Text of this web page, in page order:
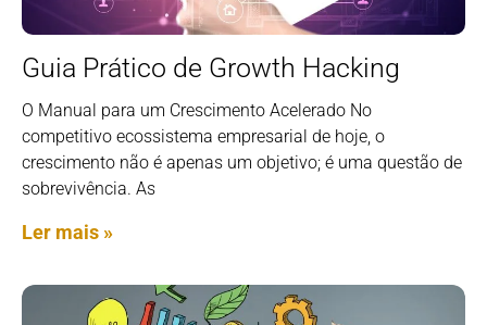
Guia Prático de Growth Hacking
O Manual para um Crescimento Acelerado No
competitivo ecossistema empresarial de hoje, o
crescimento não é apenas um objetivo; é uma questão de
sobrevivência. As
Ler mais »